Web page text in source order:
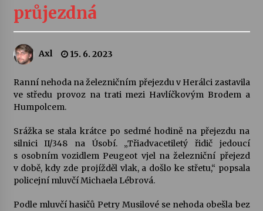
30. 7. 2026
šedesátka: 28. 7.–1. 8. 2026
Letní koncerty ve Stromovce: Kolchoz a
Votavžatský ploty
23. 7. 2026
Letní koncerty ve Stromovce: Rufus Miller
průjezdná
Axl 15. 6. 2023
Ranní nehoda na železničním přejezdu v Herálci zastavila
ve středu provoz na trati mezi Havlíčkovým Brodem a
Humpolcem.
Srážka se stala krátce po sedmé hodině na přejezdu na
silnici II/348 na Úsobí. „Třiadvacetiletý řidič jedoucí
s osobním vozidlem Peugeot vjel na železniční přejezd
v době, kdy zde projížděl vlak, a došlo ke střetu,“ popsala
policejní mluvčí Michaela Lébrová.
Podle mluvčí hasičů Petry Musilové se nehoda obešla bez